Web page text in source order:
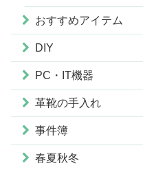
おすすめアイテム
DIY
PC・IT機器
革靴の手入れ
事件簿
春夏秋冬